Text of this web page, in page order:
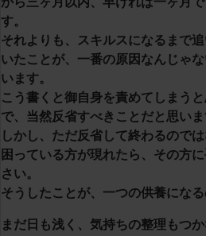
す。
それよりも、スキルスになるまで
いたことが、一番の原因なんじゃ
います。
こう書くと御自身を責めてしまう
で、当然反省すべきことだと思いま
しかし、ただ反省して終わるので
困っている方が現れたら、その方
さい。
そうしたことが、一つの供養にな
まだ日も浅く、気持ちの整理もつ